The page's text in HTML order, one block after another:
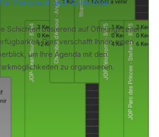
Personal und Schichten
Schichten basierend auf Öffnungszeiten
Dies verschafft Ihnen einen
um Ihre Agenda mit den
zu organisieren.